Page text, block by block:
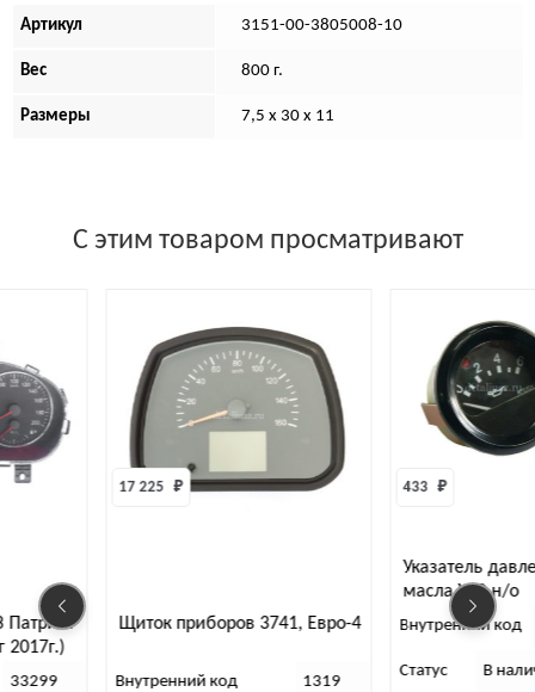
Артикул 3151-00-3805008-10
Вес 800 г.
Размеры 7,5 х 30 х 11
С этим товаром просматривают
Щиток приборов 3741, Евро-4
17 225 ₽
Внутренний код
Указатель давления
масла УАЗ н/о
₽
Внутренний код
Статус В наличии